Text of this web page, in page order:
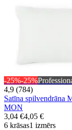
-25%-25%
4,9 (784)
Satīna
MON
3,04 €4,05 €
6 krāsas1 izmērs